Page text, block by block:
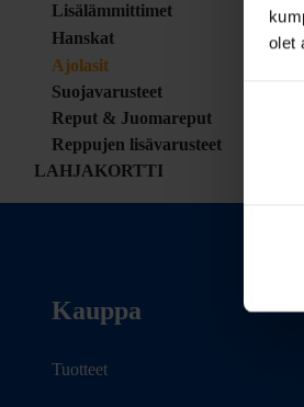
olet
Lisälämmittimet
Hanskat
Ajolasit
Suojavarusteet
Reput & Juomareput
Reppujen lisävarusteet
LAHJAKORTTI
Kauppa
Tuotteet